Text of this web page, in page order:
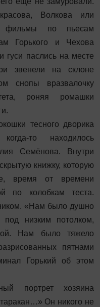
Волкова или
фильмы по пьесам
Горького и Чехова
гуси паслись на месте
звенели на склоне
снопы вразвалочку
роняя ромашки
тесного дворика
то находилось
Семёнова. Внутри
книжку, которую
время от времени
по колобкам теста.
«Нам было душно
низким потолком,
Нам было тяжело
пятнами
Горький об этом
портрет хозяина
Он никого не